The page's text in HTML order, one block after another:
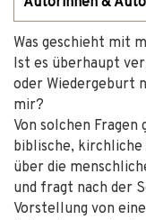
Was geschieht mit
Ist es überhaupt
oder Wiedergeburt
mir?
Von solchen
biblische,
über die
und fragt nach der
Vorstellung von